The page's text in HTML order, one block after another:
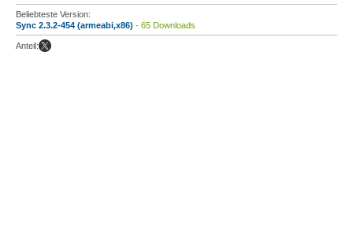
Beliebteste Version:
Sync 2.3.2-454 (armeabi,x86) - 65 Downloads
Anteil: